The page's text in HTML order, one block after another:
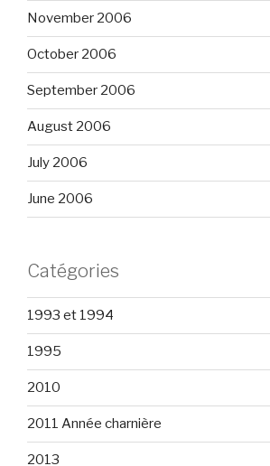
November 2006
October 2006
September 2006
August 2006
July 2006
June 2006
Catégories
1993 et 1994
1995
2010
2011 Année charnière
2013